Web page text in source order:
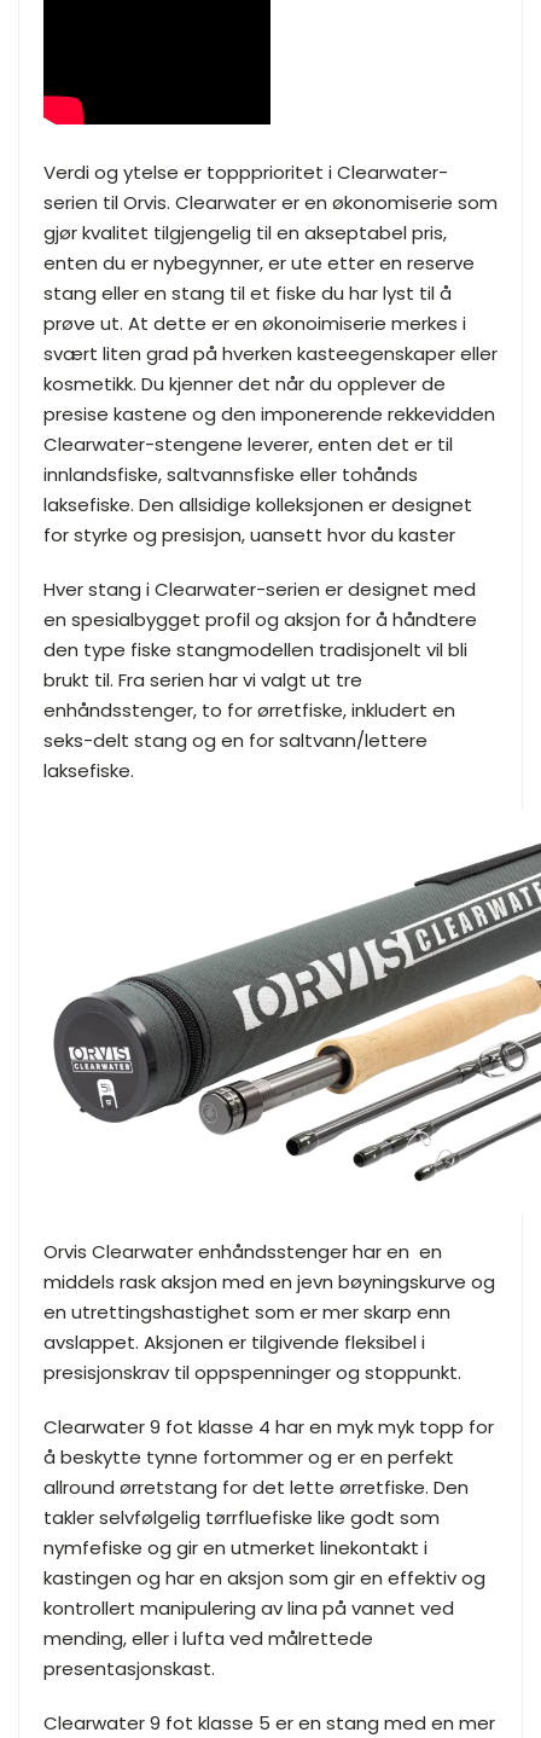
Verdi og ytelse er toppprioritet i Clearwater-
serien til Orvis. Clearwater er en økonomiserie som
gjør kvalitet tilgjengelig til en akseptabel pris,
enten du er nybegynner, er ute etter en reserve
stang eller en stang til et fiske du har lyst til å
prøve ut. At dette er en økonoimiserie merkes i
svært liten grad på hverken kasteegenskaper eller
kosmetikk. Du kjenner det når du opplever de
presise kastene og den imponerende rekkevidden
Clearwater-stengene leverer, enten det er til
innlandsfiske, saltvannsfiske eller tohånds
laksefiske. Den allsidige kolleksjonen er designet
for styrke og presisjon, uansett hvor du kaster
Hver stang i Clearwater-serien er designet med
en spesialbygget profil og aksjon for å håndtere
den type fiske stangmodellen tradisjonelt vil bli
brukt til. Fra serien har vi valgt ut tre
enhåndsstenger, to for ørretfiske, inkludert en
seks-delt stang og en for saltvann/lettere
laksefiske.
Orvis Clearwater enhåndsstenger har en en
middels rask aksjon med en jevn bøyningskurve og
en utrettingshastighet som er mer skarp enn
avslappet. Aksjonen er tilgivende fleksibel i
presisjonskrav til oppspenninger og stoppunkt.
Clearwater 9 fot klasse 4 har en myk myk topp for
å beskytte tynne fortommer og er en perfekt
allround ørretstang for det lette ørretfiske. Den
takler selvfølgelig tørrfluefiske like godt som
nymfefiske og gir en utmerket linekontakt i
kastingen og har en aksjon som gir en effektiv og
kontrollert manipulering av lina på vannet ved
mending, eller i lufta ved målrettede
presentasjonskast.
Clearwater 9 fot klasse 5 er en stang med en mer